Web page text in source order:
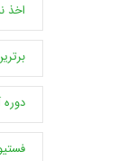
اخذ